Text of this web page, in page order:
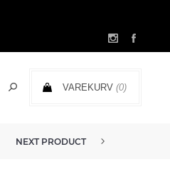
VAREKURV (0)
NEXT PRODUCT